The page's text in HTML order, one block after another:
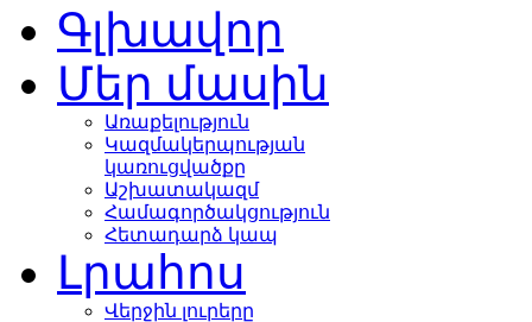
Գլխավոր
Մեր մասին
Առաքելություն
Կազմակերպության
կառուցվածքը
Աշխատակազմ
Համագործակցություն
Հետադարձ կապ
Լրահոս
Վերջին լուրերը